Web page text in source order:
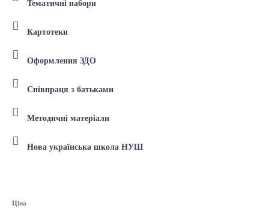
Тематичні набори
Картотеки
Оформлення ЗДО
Співпраця з батьками
Методичні матеріали
Нова українська школа НУШ
Ціна